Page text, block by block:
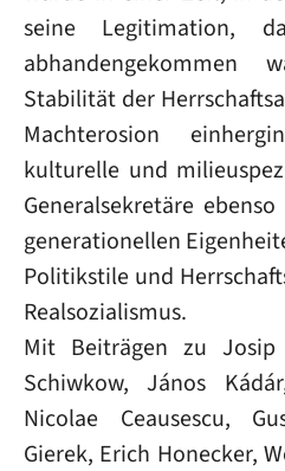
seine Legitimation,
abhandengekommen
Stabilität der
Machterosion
kulturelle und
Generalsekretäre
generationellen
Politikstile und
Realsozialismus.
Mit Beiträgen zu
Schiwkow, János
Nicolae Ceausescu,
Gierek, Erich Honecker,